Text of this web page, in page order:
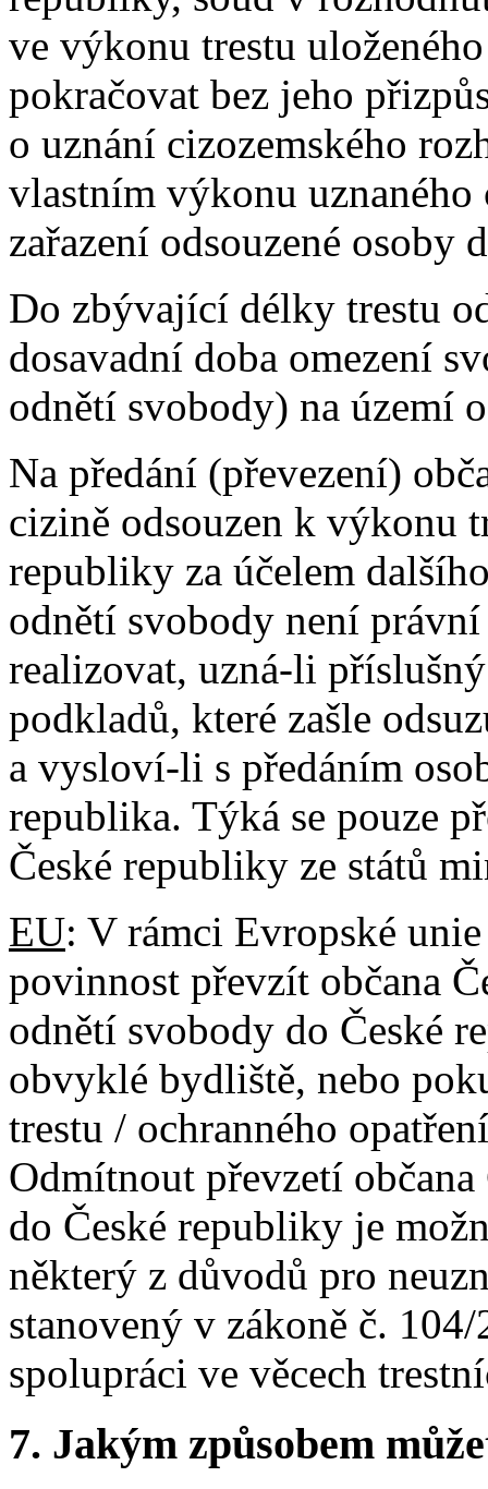
ve výkonu trestu
pokračovat bez jeho
o uznání cizozemského
vlastním výkonu
zařazení odsouzené
Do zbývající délky trestu
dosavadní doba omezení
odnětí svobody) na území
Na předání (převezení)
cizině odsouzen k výkonu
republiky za účelem
odnětí svobody není
realizovat, uzná-li
podkladů, které zašle
a vysloví-li s předáním
republika. Týká se pouze
České republiky ze států
EU: V rámci Evropské
povinnost převzít občana
odnětí svobody do České
obvyklé bydliště, nebo
trestu / ochranného
Odmítnout převzetí
do České republiky je
některý z důvodů pro
stanovený v zákoně č.
spolupráci ve věcech
7. Jakým způsobem